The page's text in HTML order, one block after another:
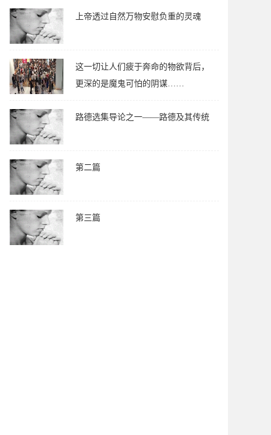
上帝透过自然万物安慰负重的灵魂
这一切让人们疲于奔命的物欲背后，
更深的是魔鬼可怕的阴谋……
路德选集导论之一——路德及其传统
第二篇
第三篇